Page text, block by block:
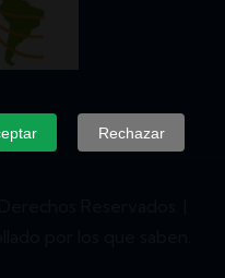
Rechazar
Reservados. |